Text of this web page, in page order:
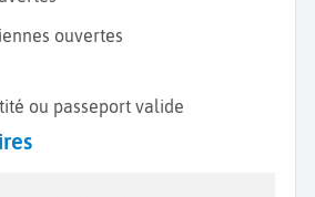
ouvertes
ou passeport valide